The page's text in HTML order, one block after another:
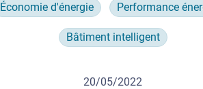
Économie d'énergie Performance
Bâtiment intelligent
20/05/2022